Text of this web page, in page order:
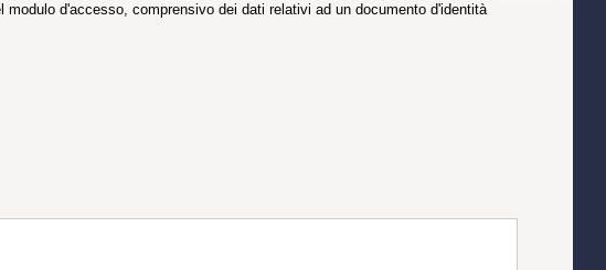
d'accesso, comprensivo dei dati relativi ad un documento d'identità